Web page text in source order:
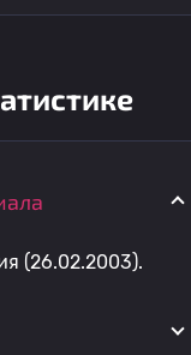
(26.02.2003).